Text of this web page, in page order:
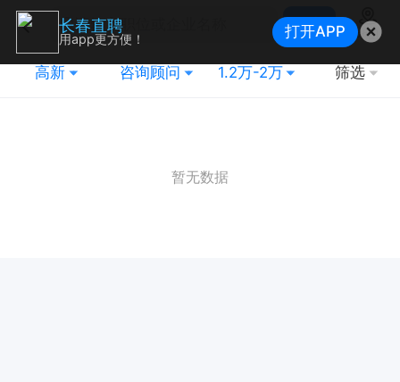
搜索
地图
高新 咨询顾问 1.2万-2万 筛选
暂无数据
长春直聘
用app更方便！ 打开APP